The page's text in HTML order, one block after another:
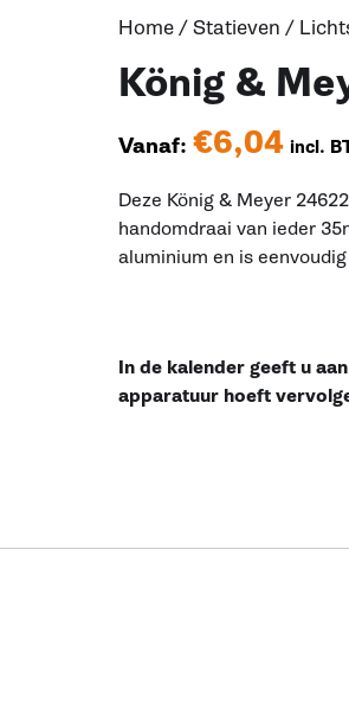
Home/Statieven /
König &
Vanaf: €6,04 incl.
Deze König & Meyer
handomdraai van ieder
aluminium en is
In de kalender geeft u
apparatuur hoeft